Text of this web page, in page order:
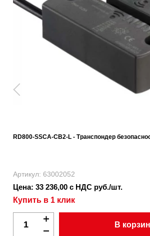
RD800-SSCA-CB2-L - Транспондер
Артикул: 63002052
Цена: 33 236,00 с НДС руб./шт.
Купить в 1 клик
В